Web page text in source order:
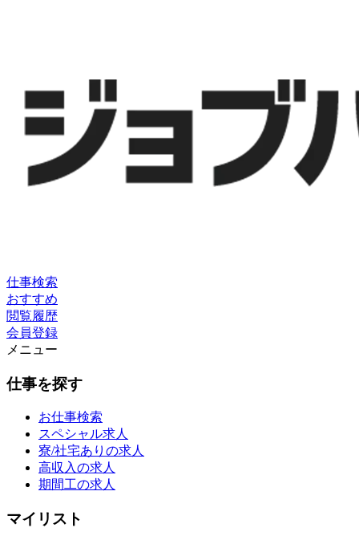
仕事検索
おすすめ
閲覧履歴
会員登録
メニュー
仕事を探す
お仕事検索
スペシャル求人
寮/社宅ありの求人
高収入の求人
期間工の求人
マイリスト